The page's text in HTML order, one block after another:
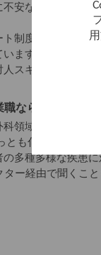
安な方でも安心
制度がございま
ます。
スキル研修、営業
ならではの魅力】
領域ではトップ
も伸びる市場の一
多種多様な疾患
ー経由で聞くこ